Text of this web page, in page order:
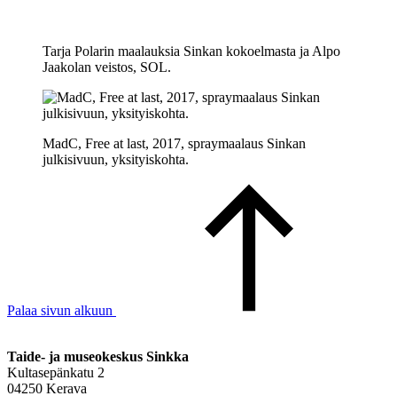
Tarja Polarin maalauksia Sinkan kokoelmasta ja Alpo
Jaakolan veistos, SOL.
MadC, Free at last, 2017, spraymaalaus Sinkan
julkisivuun, yksityiskohta.
Palaa sivun alkuun
Taide- ja museokeskus Sinkka
Kultasepänkatu 2
04250 Kerava